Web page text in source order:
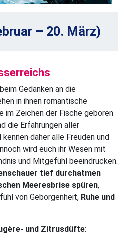
– 20. März)
Gedanken an die
in ihnen romantische
im Zeichen der Fische geboren
die Erfahrungen aller
daher alle Freuden und
wird euch ihr Wesen mit
und Mitgefühl beeindrucken.
tief durchatmen
Meeresbrise spüren,
von Geborgenheit, Ruhe und
und Zitrusdüfte: